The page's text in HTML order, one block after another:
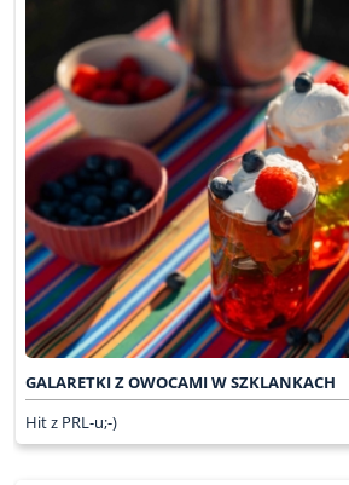
GALARETKI Z OWOCAMI W SZKLANKACH
Hit z PRL-u;-)